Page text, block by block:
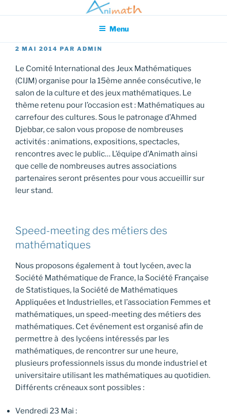
au
principal
Association pour l'Animation en Mathématiques
Menu
PUBLIÉ
2 MAI 2014 PAR ADMIN
Le Comité International des Jeux Mathématiques
(CIJM) organise pour la 15ème année consécutive, le
salon de la culture et des jeux mathématiques. Le
thème retenu pour l’occasion est : Mathématiques au
carrefour des cultures. Sous le patronage d’Ahmed
Djebbar, ce salon vous propose de nombreuses
activités : animations, expositions, spectacles,
rencontres avec le public… L’équipe d’Animath ainsi
que celle de nombreuses autres associations
partenaires seront présentes pour vous accueillir sur
leur stand.
Speed-meeting des métiers des
mathématiques
Nous proposons également à tout lycéen, avec la
Société Mathématique de France, la Société Française
de Statistiques, la Société de Mathématiques
Appliquées et Industrielles, et l’association Femmes et
mathématiques, un speed-meeting des métiers des
mathématiques. Cet événement est organisé afin de
permettre à des lycéens intéressés par les
mathématiques, de rencontrer sur une heure,
plusieurs professionnels issus du monde industriel et
universitaire utilisant les mathématiques au quotidien.
Différents créneaux sont possibles :
Vendredi 23 Mai :